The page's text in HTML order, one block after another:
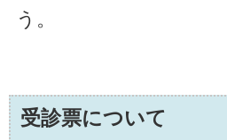
う。
受診票について